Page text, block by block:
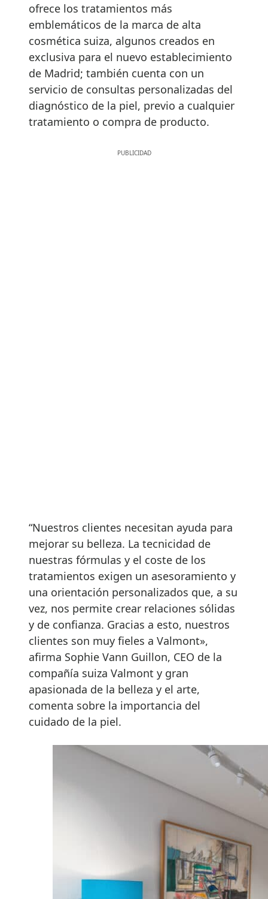
ofrece los tratamientos más
emblemáticos de la marca de alta
cosmética suiza, algunos creados en
exclusiva para el nuevo establecimiento
de Madrid; también cuenta con un
servicio de consultas personalizadas del
diagnóstico de la piel, previo a cualquier
tratamiento o compra de producto.
“Nuestros clientes necesitan ayuda para
mejorar su belleza. La tecnicidad de
nuestras fórmulas y el coste de los
tratamientos exigen un asesoramiento y
una orientación personalizados que, a su
vez, nos permite crear relaciones sólidas
y de confianza. Gracias a esto, nuestros
clientes son muy fieles a Valmont»,
afirma Sophie Vann Guillon, CEO de la
compañía suiza Valmont y gran
apasionada de la belleza y el arte,
comenta sobre la importancia del
cuidado de la piel.